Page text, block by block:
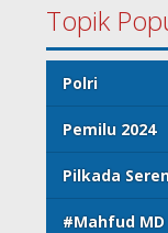
Topik
Polri
Pemilu 2024
Pilkada
#Mahfud MD